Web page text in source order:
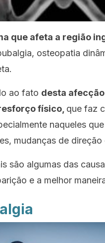
que afeta a região
osteopatia
ao fato desta
físico, que faz
naqueles
mudanças de direção
são algumas das
e a melhor